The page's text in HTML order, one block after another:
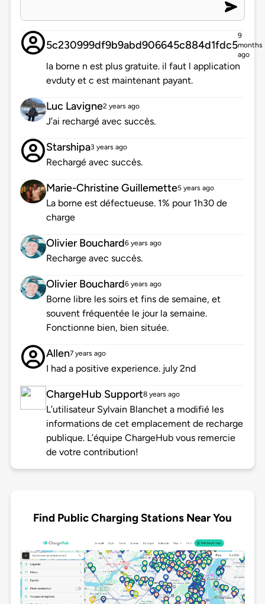
5c230999df9b9abd906645c884d1fdc5
9
months
ago
la borne n est plus gratuite. il faut l application
evduty et c est maintenant payant.
Luc Lavigne2 years ago
J’ai rechargé avec succès.
Starshipa3 years ago
Rechargé avec succès.
Marie-Christine Guillemette5 years ago
La borne est défectueuse. 1% pour 1h30 de
charge
Olivier Bouchard6 years ago
Recharge avec succès.
Olivier Bouchard6 years ago
Borne libre les soirs et fins de semaine, et
souvent fréquentée le jour la semaine.
Fonctionne bien, bien située.
Allen7 years ago
I had a positive experience. july 2nd
ChargeHub Support8 years ago
L’utilisateur Sylvain Blanchet a modifié les
informations de cet emplacement de recharge
publique. L’équipe ChargeHub vous remercie
de votre contribution!
Find Public Charging Stations Near You